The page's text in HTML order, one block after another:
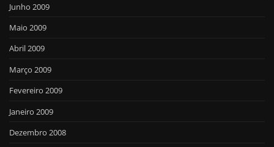
Junho 2009
Maio 2009
Abril 2009
Março 2009
Fevereiro 2009
Janeiro 2009
Dezembro 2008